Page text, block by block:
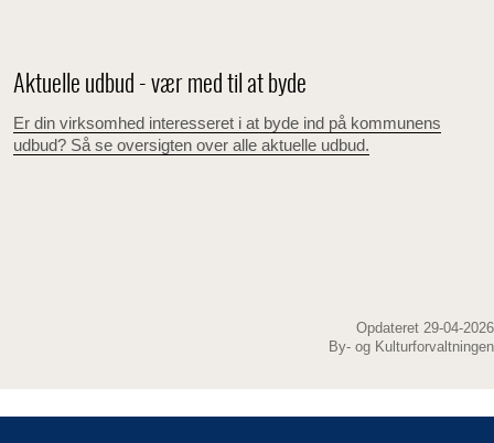
Aktuelle udbud - vær med til at byde
Er din virksomhed interesseret i at byde ind på kommunens
udbud? Så se oversigten over alle aktuelle udbud.
Opdateret 29-04-2026
By- og Kulturforvaltningen